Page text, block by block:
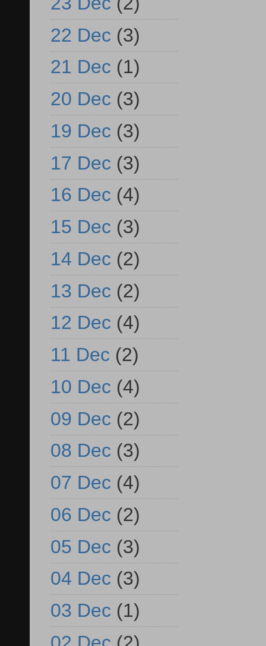
22 Dec (3)
21 Dec (1)
20 Dec (3)
19 Dec (3)
17 Dec (3)
16 Dec (4)
15 Dec (3)
14 Dec (2)
13 Dec (2)
12 Dec (4)
11 Dec (2)
10 Dec (4)
09 Dec (2)
08 Dec (3)
07 Dec (4)
06 Dec (2)
05 Dec (3)
04 Dec (3)
03 Dec (1)